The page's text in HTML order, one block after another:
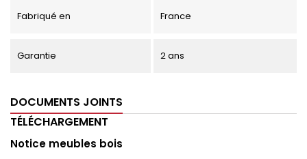
Fabriqué en France
Garantie 2 ans
DOCUMENTS JOINTS
TÉLÉCHARGEMENT
Notice meubles bois